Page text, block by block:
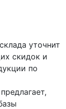
уточнит
скидок и
по